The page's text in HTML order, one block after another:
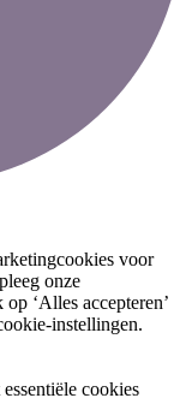
voor
onze
‘Alles accepteren’
instellingen.
cookies